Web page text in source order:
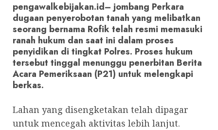
pengawalkebijakan.id– jombang Perkara
dugaan penyerobotan tanah yang melibatkan
seorang bernama Rofik telah resmi memasuki
ranah hukum dan saat ini dalam proses
penyidikan di tingkat Polres. Proses hukum
tersebut tinggal menunggu penerbitan Berita
Acara Pemeriksaan (P21) untuk melengkapi
berkas.
Lahan yang disengketakan telah dipagar
untuk mencegah aktivitas lebih lanjut.